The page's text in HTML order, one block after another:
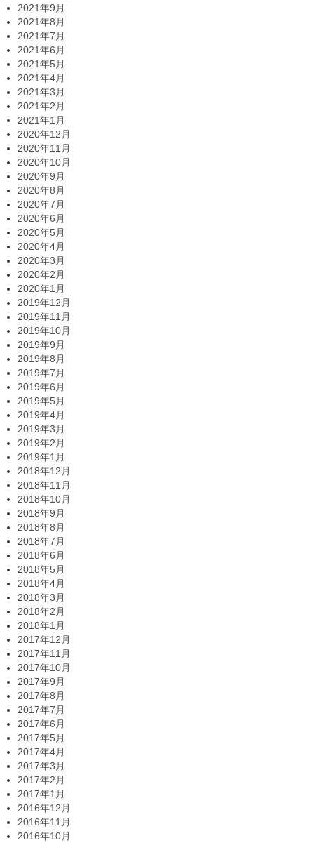
2021年9月
2021年8月
2021年7月
2021年6月
2021年5月
2021年4月
2021年3月
2021年2月
2021年1月
2020年12月
2020年11月
2020年10月
2020年9月
2020年8月
2020年7月
2020年6月
2020年5月
2020年4月
2020年3月
2020年2月
2020年1月
2019年12月
2019年11月
2019年10月
2019年9月
2019年8月
2019年7月
2019年6月
2019年5月
2019年4月
2019年3月
2019年2月
2019年1月
2018年12月
2018年11月
2018年10月
2018年9月
2018年8月
2018年7月
2018年6月
2018年5月
2018年4月
2018年3月
2018年2月
2018年1月
2017年12月
2017年11月
2017年10月
2017年9月
2017年8月
2017年7月
2017年6月
2017年5月
2017年4月
2017年3月
2017年2月
2017年1月
2016年12月
2016年11月
2016年10月